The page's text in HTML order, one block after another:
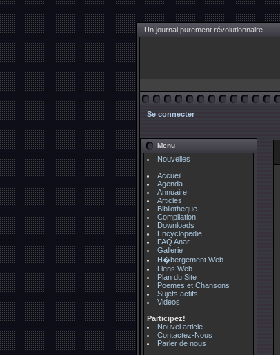
Un journal purement révolutionnaire
Se connecter
Menu
Nouvelles
Accueil
Agenda
Annuaire
Articles
Bibliotheque
Compilation
Downloads
Encyclopedie
FAQ Anar
Gallerie
H�bergement Web
Liens Web
Plan du Site
Poemes et Chansons
Sujets actifs
Videos
Participez!
Nouvel article
Contactez-Nous
Parler de nous